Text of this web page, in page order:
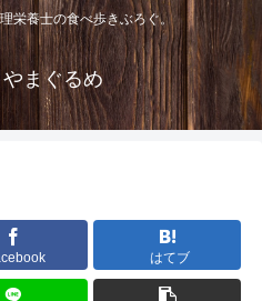
栄養士の食べ歩きぶろぐ。
まぐるめ
はてブ